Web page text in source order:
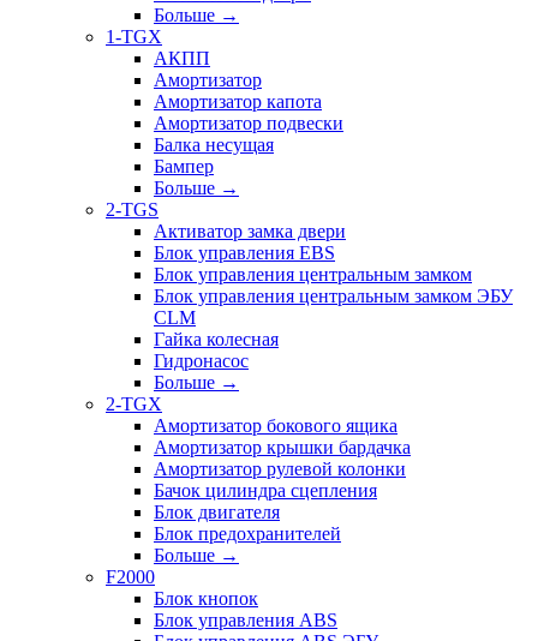
Больше →
1-TGX
АКПП
Амортизатор
Амортизатор капота
Амортизатор подвески
Балка несущая
Бампер
Больше →
2-TGS
Активатор замка двери
Блок управления EBS
Блок управления центральным замком
Блок управления центральным замком ЭБУ
CLM
Гайка колесная
Гидронасос
Больше →
2-TGX
Амортизатор бокового ящика
Амортизатор крышки бардачка
Амортизатор рулевой колонки
Бачок цилиндра сцепления
Блок двигателя
Блок предохранителей
Больше →
F2000
Блок кнопок
Блок управления ABS